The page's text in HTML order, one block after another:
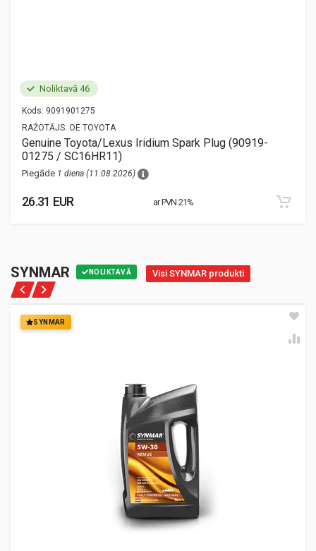
Noliktavā 46
Kods: 9091901275
RAŽOTĀJS: OE TOYOTA
Genuine Toyota/Lexus Iridium Spark Plug (90919-
01275 / SC16HR11)
Piegāde 1 diena (11.08.2026)
26.31 EUR ar PVN 21%
SYNMAR NOLIKTAVĀ Visi SYNMAR produkti
SYNMAR